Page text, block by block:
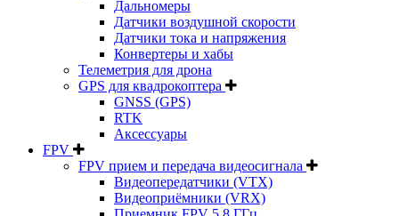
Дальномеры
Датчики воздушной скорости
Датчики тока и напряжения
Конвертеры и хабы
Телеметрия для дрона
GPS для квадрокоптера
GNSS (GPS)
RTK
Аксессуары
FPV
FPV прием и передача видеосигнала
Видеопередатчики (VTX)
Видеоприёмники (VRX)